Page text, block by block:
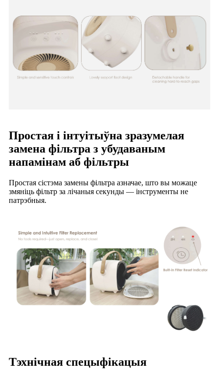
Простая і інтуітыўна зразумелая
замена фільтра з убудаваным
напамінам аб фільтры
Простая сістэма замены фільтра азначае, што вы можаце
змяніць фільтр за лічаныя секунды — інструменты не
патрэбныя.
Тэхнічная спецыфікацыя